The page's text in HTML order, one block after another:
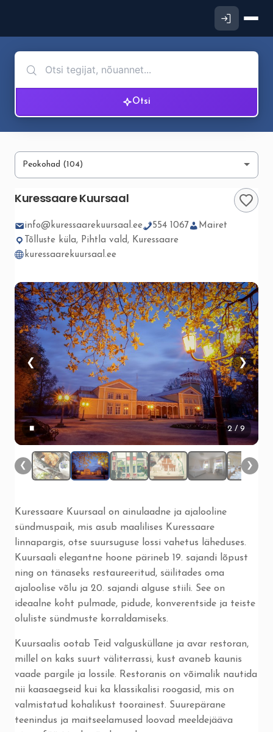
Otsi
Kuressaare Kuursaal
info@kuressaarekuursaal.ee 554 1067
Mairet
Tõlluste küla, Pihtla vald, Kuressaare
kuressaarekuursaal.ee
❮ ❯
2 / 9
▮▮
❮ ❯
Kuressaare Kuursaal on ainulaadne ja ajalooline
sündmuspaik, mis asub maalilises Kuressaare
linnapargis, otse suursuguse lossi vahetus läheduses.
Kuursaali elegantne hoone pärineb 19. sajandi lõpust
ning on tänaseks restaureeritud, säilitades oma
ajaloolise võlu ja 20. sajandi alguse stiili. See on
ideaalne koht pulmade, pidude, konverentside ja teiste
oluliste sündmuste korraldamiseks.
Kuursaalis ootab Teid valgusküllane ja avar restoran,
millel on kaks suurt väliterrassi, kust avaneb kaunis
vaade pargile ja lossile. Restoranis on võimalik nautida
nii kaasaegseid kui ka klassikalisi roogasid, mis on
valmistatud kohalikust toorainest. Suurepärane
teenindus ja maitseelamused loovad meeldejääva